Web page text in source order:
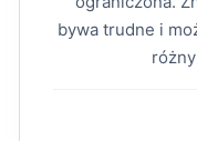
bywa trudne i